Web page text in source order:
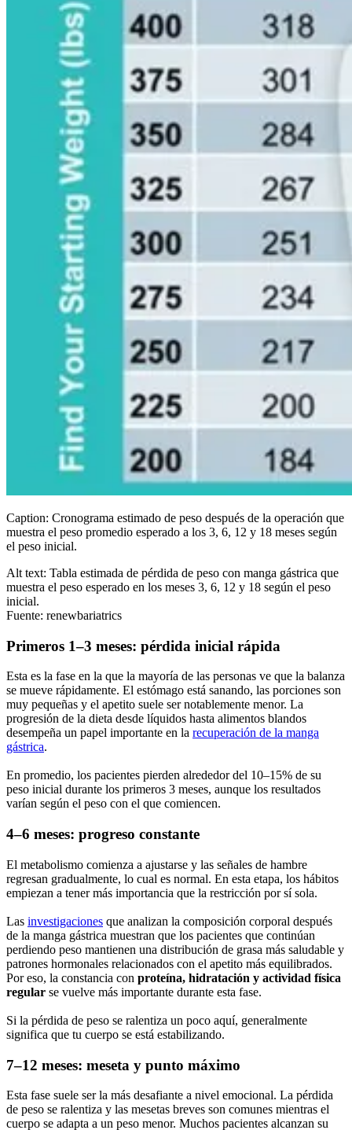
Caption: Cronograma estimado de peso después de la operación que
muestra el peso promedio esperado a los 3, 6, 12 y 18 meses según
el peso inicial.
Alt text: Tabla estimada de pérdida de peso con manga gástrica que
muestra el peso esperado en los meses 3, 6, 12 y 18 según el peso
inicial.
Fuente: renewbariatrics
Primeros 1–3 meses: pérdida inicial rápida
Esta es la fase en la que la mayoría de las personas ve que la balanza
se mueve rápidamente. El estómago está sanando, las porciones son
muy pequeñas y el apetito suele ser notablemente menor. La
progresión de la dieta desde líquidos hasta alimentos blandos
desempeña un papel importante en la recuperación de la manga
gástrica.
En promedio, los pacientes pierden alrededor del 10–15% de su
peso inicial durante los primeros 3 meses, aunque los resultados
varían según el peso con el que comiencen.
4–6 meses: progreso constante
El metabolismo comienza a ajustarse y las señales de hambre
regresan gradualmente, lo cual es normal. En esta etapa, los hábitos
empiezan a tener más importancia que la restricción por sí sola.
Las investigaciones que analizan la composición corporal después
de la manga gástrica muestran que los pacientes que continúan
perdiendo peso mantienen una distribución de grasa más saludable y
patrones hormonales relacionados con el apetito más equilibrados.
Por eso, la constancia con proteína, hidratación y actividad física
regular se vuelve más importante durante esta fase.
Si la pérdida de peso se ralentiza un poco aquí, generalmente
significa que tu cuerpo se está estabilizando.
7–12 meses: meseta y punto máximo
Esta fase suele ser la más desafiante a nivel emocional. La pérdida
de peso se ralentiza y las mesetas breves son comunes mientras el
cuerpo se adapta a un peso menor. Muchos pacientes alcanzan su